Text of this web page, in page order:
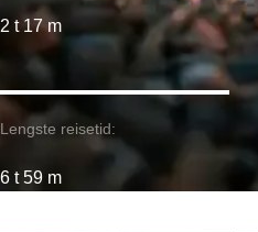
2 t 17 m
Lengste reisetid:
6 t 59 m